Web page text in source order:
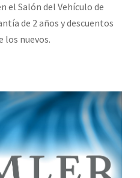
el Salón del Vehículo de
de 2 años y descuentos
los nuevos.